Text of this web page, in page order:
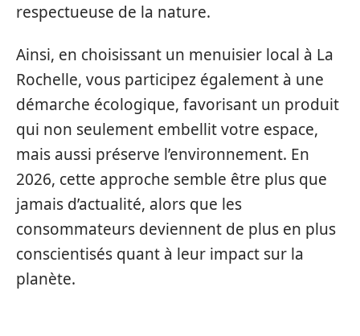
respectueuse de la nature.
Ainsi, en choisissant un menuisier local à La
Rochelle, vous participez également à une
démarche écologique, favorisant un produit
qui non seulement embellit votre espace,
mais aussi préserve l’environnement. En
2026, cette approche semble être plus que
jamais d’actualité, alors que les
consommateurs deviennent de plus en plus
conscientisés quant à leur impact sur la
planète.